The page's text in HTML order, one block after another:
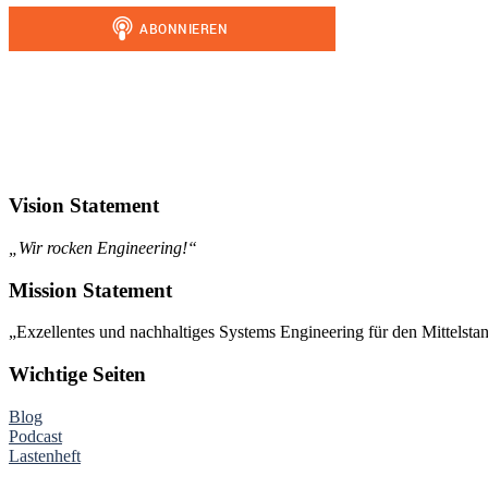
Vision Statement
„Wir rocken Engineering!“
Mission Statement
„Exzellentes und nachhaltiges Systems Engineering für den
Wichtige Seiten
Blog
Podcast
Lastenheft